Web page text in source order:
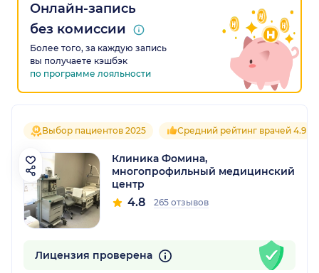
Онлайн-запись
без комиссии
Более того, за каждую запись
вы получаете кэшбэк
по программе лояльности
Выбор пациентов 2025 Средний рейтинг врачей 4.9
Клиника Фомина,
многопрофильный медицинский
центр
4.8 265 отзывов
Лицензия проверена